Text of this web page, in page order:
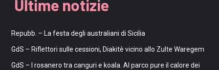
Ultime notizie
Repubb. – La festa degli australiani di Sicilia
GdS – Riflettori sulle cessioni, Diakitè vicino allo Zulte Waregem
GdS – I rosanero tra canguri e koala. Al parco pure il calore dei